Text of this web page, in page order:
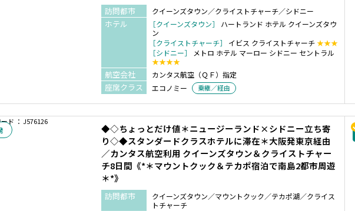
訪問都市 クイーンズタウン／クライストチャーチ／シドニー
ホテル ［クイーンズタウン］
ハートランド ホテル クイーンズタウ
ン
［クライストチャーチ］
イビス クライストチャーチ★★★
［シドニー］
メトロ ホテル マーロー シドニー セントラル
★★★★
航空会社 カンタス航空（ＱＦ）指定
座席クラス エコノミー 乗継／経由
ド ： J576126
◆◇ちょっとだけ値＊ニュージーランド×シドニー立ち寄
り◇◆スタンダードクラスホテルに滞在＊大阪発東京経由
／カンタス航空利用 クイーンズタウン＆クライストチャー
チ8日間《*＊マウントクック＆テカポ宿泊で南島2都市周遊
＊*》
訪問都市
クイーンズタウン／マウントクック／テカポ湖／クライス
トチャーチ